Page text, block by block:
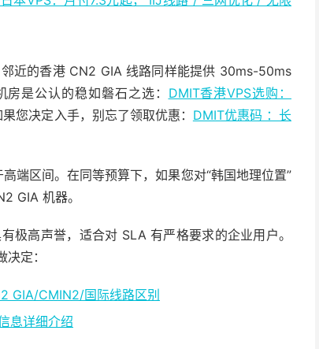
近的香港 CN2 GIA 线路同样能提供 30ms-50ms
是公认的稳如磐石之选： DMIT香港VPS选购：
您决定入手，别忘了领取优惠： DMIT优惠码 ：长
区间。在同等预算下，如果您对“韩国地理位置”
GIA 机器。
极高声誉，适合对 SLA 有严格要求的企业用户。
定：
GIA/CMIN2/国际线路区别
息详细介绍